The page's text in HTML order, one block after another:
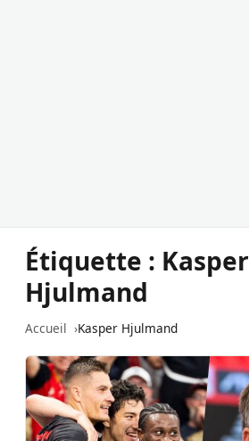
Étiquette : Kasper
Hjulmand
Accueil Kasper Hjulmand